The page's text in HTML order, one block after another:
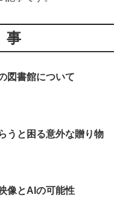
図書館について
うと困る意外な贈り物
像とAIの可能性